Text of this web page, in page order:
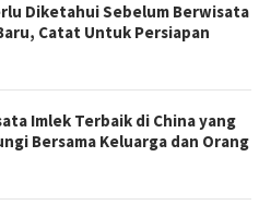
Diketahui Sebelum Berwisata
Catat Untuk Persiapan
Imlek Terbaik di China yang
Bersama Keluarga dan Orang